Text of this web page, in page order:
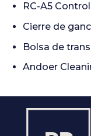
RC-A5
Cierre de
Bolsa de
Andoer